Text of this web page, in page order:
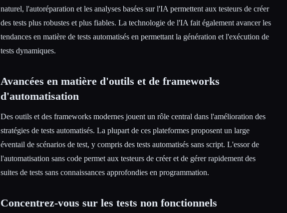
naturel, l'autoréparation et les analyses basées sur l'IA permettent aux testeurs de créer
des tests plus robustes et plus fiables. La technologie de l'IA fait également avancer les
tendances en matière de tests automatisés en permettant la génération et l'exécution de
tests dynamiques.
Avancées en matière d'outils et de frameworks
d'automatisation
Des outils et des frameworks modernes jouent un rôle central dans l'amélioration des
stratégies de tests automatisés. La plupart de ces plateformes proposent un large
éventail de scénarios de test, y compris des tests automatisés sans script. L'essor de
l'automatisation sans code permet aux testeurs de créer et de gérer rapidement des
suites de tests sans connaissances approfondies en programmation.
Concentrez-vous sur les tests non fonctionnels